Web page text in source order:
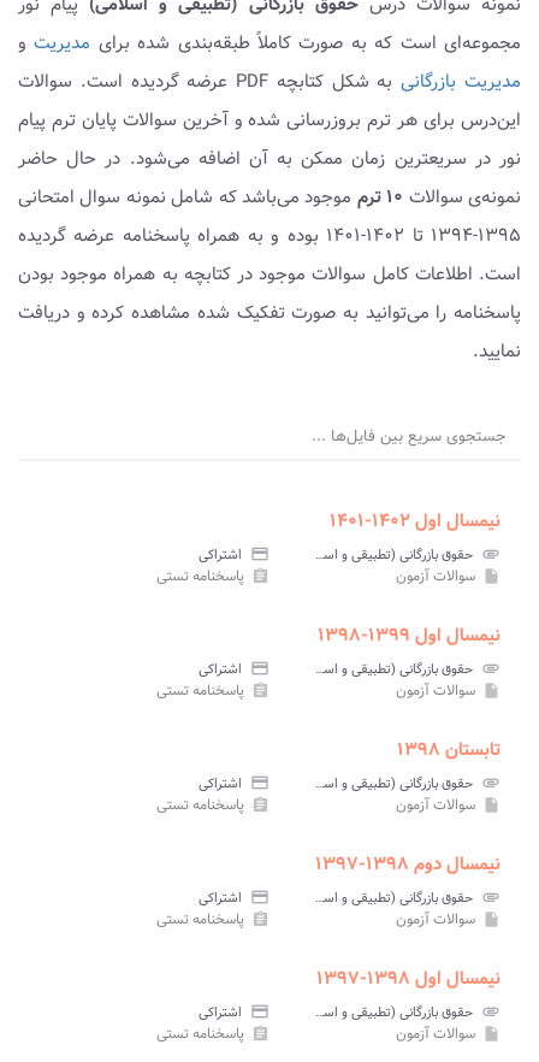
مجموعه‌ای است که به صورت کاملاً طبقه‌بندی شده برای مدیریتو
مدیریت بازرگانی
به شکل کتابچه PDF عرضه گردیده است. سوالات
این‌درس برای هر ترم بروزرسانی شده و آخرین سوالات پایان ترم پیام
نور در سریعترین زمان ممکن به آن اضافه می‌شود. در حال حاضر
نمونه‌ی سوالات ۱۰ ترم
موجود می‌باشد که شامل نمونه سوال امتحانی
۱۳۹۵-۱۳۹۴ تا ۱۴۰۲-۱۴۰۱ بوده و به همراه پاسخنامه عرضه گردیده
است. اطلاعات کامل سوالات موجود در کتابچه به همراه موجود بودن
پاسخنامه را می‌توانید به صورت تفکیک شده مشاهده کرده و دریافت
نمایید.
جستجوی سریع بین فایل‌ها ...
نیمسال اول ۱۴۰۲-۱۴۰۱
attachment حقوق بازرگانی (تطبیقی و اسلامی) پیام نور credit_card اشتراکی
insert_drive_file سوالات آزمون assignment پاسخنامه تستی
نیمسال اول ۱۳۹۹-۱۳۹۸
attachment حقوق بازرگانی (تطبیقی و اسلامی) پیام نور credit_card اشتراکی
insert_drive_file سوالات آزمون assignment پاسخنامه تستی
تابستان ۱۳۹۸
attachment حقوق بازرگانی (تطبیقی و اسلامی) پیام نور credit_card اشتراکی
insert_drive_file سوالات آزمون assignment پاسخنامه تستی
نیمسال دوم ۱۳۹۸-۱۳۹۷
attachment حقوق بازرگانی (تطبیقی و اسلامی) پیام نور credit_card اشتراکی
insert_drive_file سوالات آزمون assignment پاسخنامه تستی
نیمسال اول ۱۳۹۸-۱۳۹۷
attachment حقوق بازرگانی (تطبیقی و اسلامی) پیام نور credit_card اشتراکی
insert_drive_file سوالات آزمون assignment پاسخنامه تستی